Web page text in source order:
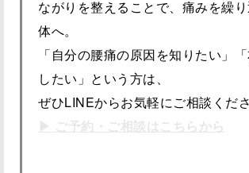
ながりを整えることで、痛みを繰
体へ。
「自分の腰痛の原因を知りたい」
したい」という方は、
ぜひLINEからお気軽にご相談くださ